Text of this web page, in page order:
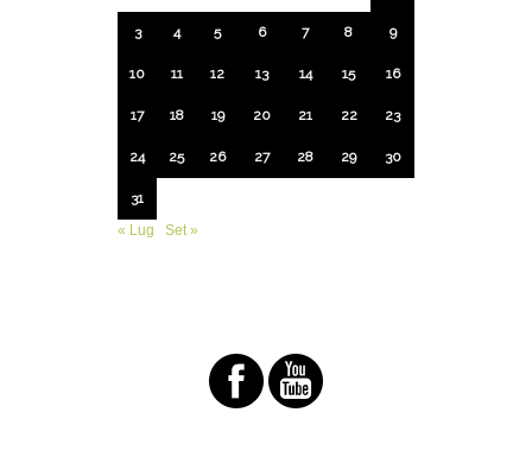
3 4 5 6 7 8 9
10 11 12 13 14 15 16
17 18 19 20 21 22 23
24 25 26 27 28 29 30
31
« Lug
Set »